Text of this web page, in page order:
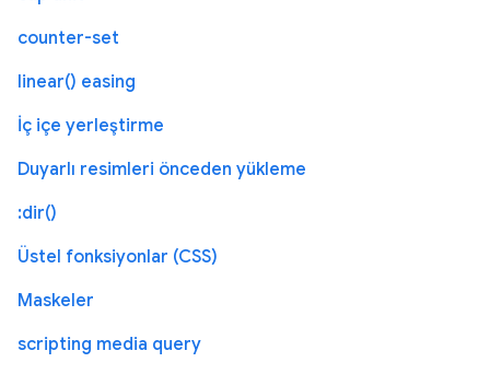
counter-set
linear() easing
İç içe yerleştirme
Duyarlı resimleri önceden yükleme
:dir()
Üstel fonksiyonlar (CSS)
Maskeler
scripting media query